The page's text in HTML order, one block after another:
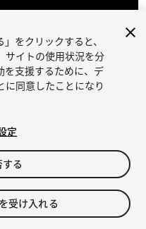
設定
をクリックすると、
サイトの使用状況を分
を支援するために、デ
同意したことになり
定
る
受け入れる